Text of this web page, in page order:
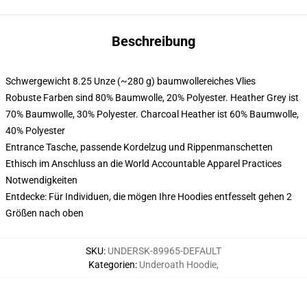
Beschreibung
Schwergewicht 8.25 Unze (~280 g) baumwollereiches Vlies
Robuste Farben sind 80% Baumwolle, 20% Polyester. Heather Grey ist
70% Baumwolle, 30% Polyester. Charcoal Heather ist 60% Baumwolle,
40% Polyester
Entrance Tasche, passende Kordelzug und Rippenmanschetten
Ethisch im Anschluss an die World Accountable Apparel Practices
Notwendigkeiten
Entdecke: Für Individuen, die mögen Ihre Hoodies entfesselt gehen 2
Größen nach oben
SKU: UNDERSK-89965-DEFAULT
Kategorien: Underoath Hoodie,